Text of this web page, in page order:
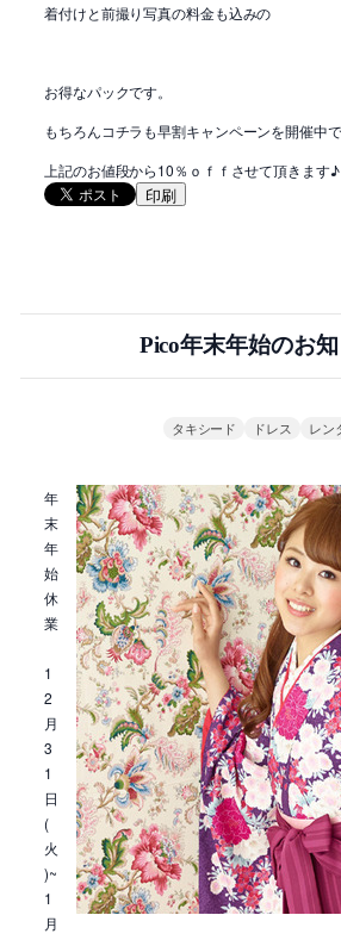
着付けと前撮り写真の料金も込みの
お得なパックです。
もちろんコチラも早割キャンペーンを開催中で
上記のお値段から10％ｏｆｆさせて頂きます♪
印刷
Pico年末年始のお
タキシード ドレス レン
年
末
年
始
休
業
1
2
月
3
1
日
(
火
)~
1
月